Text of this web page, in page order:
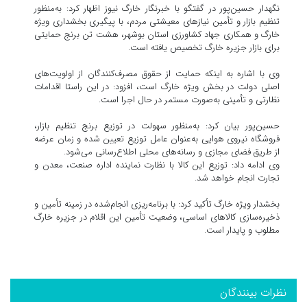
نگهدار حسین‌پور در گفتگو با خبرنگار خارگ نیوز اظهار کرد: به‌منظور
تنظیم بازار و تأمین نیازهای معیشتی مردم، با پیگیری بخشداری ویژه
خارگ و همکاری جهاد کشاورزی استان بوشهر، هشت تن برنج حمایتی
برای بازار جزیره خارگ تخصیص یافته است.
وی با اشاره به اینکه حمایت از حقوق مصرف‌کنندگان از اولویت‌های
اصلی دولت در بخش ویژه خارگ است، افزود: در این راستا اقدامات
نظارتی و تأمینی به‌صورت مستمر در حال اجرا است.
حسین‌پور بیان کرد: به‌منظور سهولت در توزیع برنج تنظیم بازار،
فروشگاه نیروی هوایی به‌عنوان عامل توزیع تعیین شده و زمان عرضه
از طریق فضای مجازی و رسانه‌های محلی اطلاع‌رسانی می‌شود.
وی ادامه داد: توزیع این کالا با نظارت نماینده اداره صنعت، معدن و
تجارت انجام خواهد شد.
بخشدار ویژه خارگ تأکید کرد: با برنامه‌ریزی انجام‌شده در زمینه تأمین و
ذخیره‌سازی کالاهای اساسی، وضعیت تأمین این اقلام در جزیره خارگ
مطلوب و پایدار است.
نظرات بینندگان